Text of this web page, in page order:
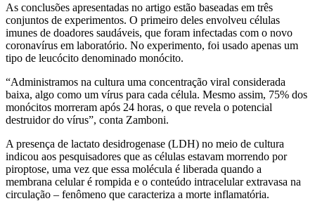
As conclusões apresentadas no artigo estão baseadas em três
conjuntos de experimentos. O primeiro deles envolveu células
imunes de doadores saudáveis, que foram infectadas com o novo
coronavírus em laboratório. No experimento, foi usado apenas um
tipo de leucócito denominado monócito.
“Administramos na cultura uma concentração viral considerada
baixa, algo como um vírus para cada célula. Mesmo assim, 75% dos
monócitos morreram após 24 horas, o que revela o potencial
destruidor do vírus”, conta Zamboni.
A presença de lactato desidrogenase (LDH) no meio de cultura
indicou aos pesquisadores que as células estavam morrendo por
piroptose, uma vez que essa molécula é liberada quando a
membrana celular é rompida e o conteúdo intracelular extravasa na
circulação – fenômeno que caracteriza a morte inflamatória.